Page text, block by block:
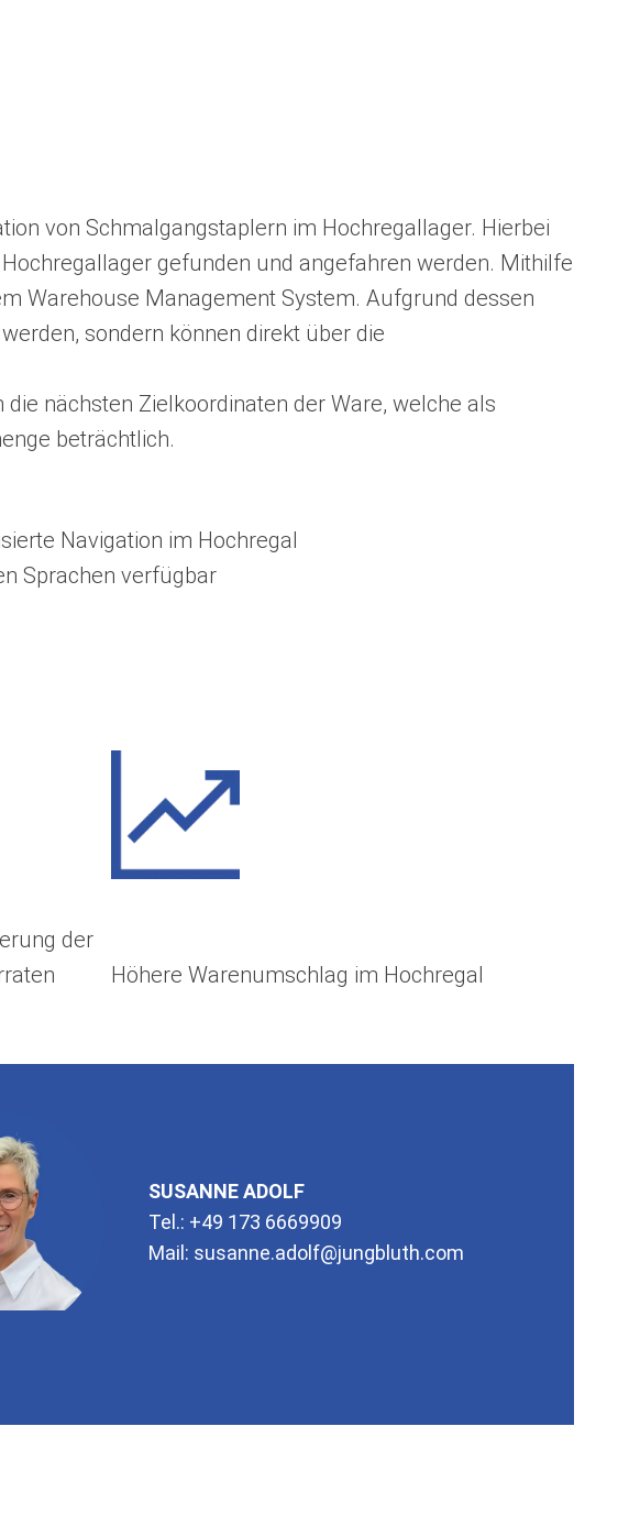
von Schmalgangstaplern im Hochregallager. Hierbei
gefunden und angefahren werden. Mithilfe
Warehouse Management System. Aufgrund dessen
sondern können direkt über die
nächsten Zielkoordinaten der Ware, welche als
beträchtlich.
Navigation im Hochregal
Sprachen verfügbar
der
Höhere Warenumschlag im Hochregal
SUSANNE ADOLF
Tel.: +49 173 6669909
Mail: susanne.adolf@jungbluth.com